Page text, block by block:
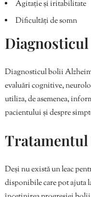
Agitație și iritabilitate
Dificultăți de somn
Diagnosticul bolii
evaluări cognitive,
utiliza, de asemenea,
pacientului și despre
Deși nu există un leac
disponibile care pot ajuta